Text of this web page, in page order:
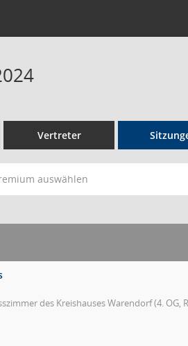
Vertreter
auswählen
des Kreishauses Warendorf (4. OG,